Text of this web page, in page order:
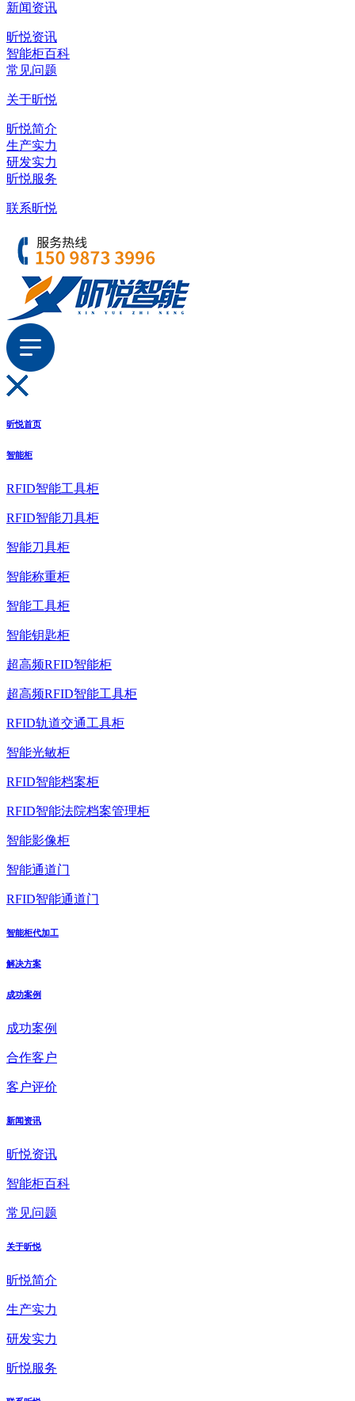
新闻资讯
昕悦资讯
智能柜百科
常见问题
关于昕悦
昕悦简介
生产实力
研发实力
昕悦服务
联系昕悦
昕悦首页
智能柜
RFID智能工具柜
RFID智能刀具柜
智能刀具柜
智能称重柜
智能工具柜
智能钥匙柜
超高频RFID智能柜
超高频RFID智能工具柜
RFID轨道交通工具柜
智能光敏柜
RFID智能档案柜
RFID智能法院档案管理柜
智能影像柜
智能通道门
RFID智能通道门
智能柜代加工
解决方案
成功案例
成功案例
合作客户
客户评价
新闻资讯
昕悦资讯
智能柜百科
常见问题
关于昕悦
昕悦简介
生产实力
研发实力
昕悦服务